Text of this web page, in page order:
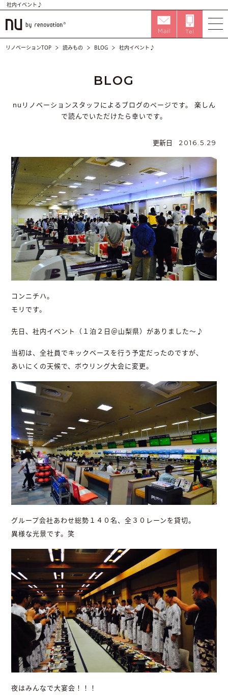
社内イベント♪
リノベーションTOP 読みもの BLOG 社内イベント♪
BLOG
nuリノベーションスタッフによるブログのページです。
楽しん
で読んでいただけたら幸いです。
更新日 2016.5.29
コンニチハ。
モリです。
先日、社内イベント（１泊２日＠山梨県）がありました～♪
当初は、全社員でキックベースを行う予定だったのですが、
あいにくの天候で、ボウリング大会に変更。
グループ会社あわせ総勢１４０名、全３０レーンを貸切。
異様な光景です。笑
夜はみんなで大宴会！！！